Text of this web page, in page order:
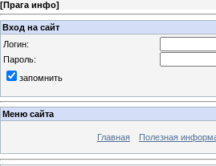
[Прага инфо]
Вход на сайт
Логин:
Пароль:
запомнить
Меню сайта
Главная Полезная